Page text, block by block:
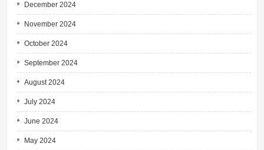
December 2024
November 2024
October 2024
September 2024
August 2024
July 2024
June 2024
May 2024